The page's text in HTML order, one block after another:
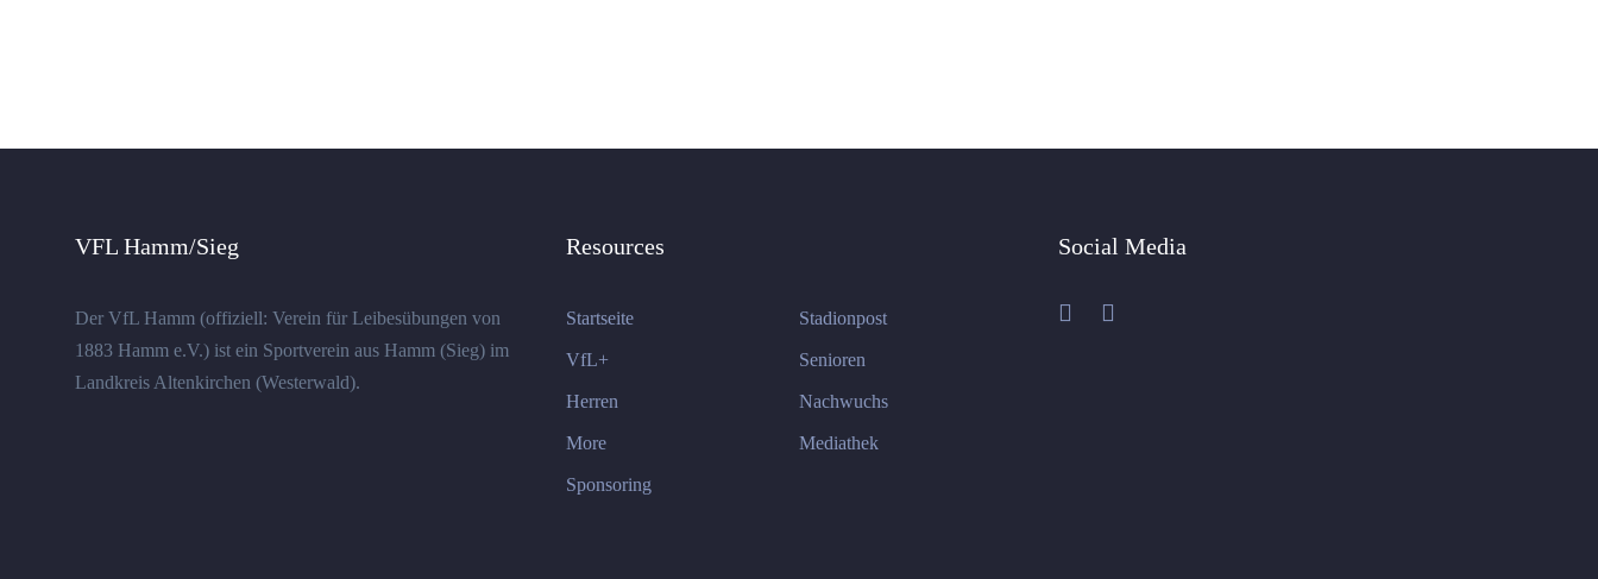
VFL Hamm/Sieg
Der VfL Hamm (offiziell: Verein für Leibesübungen von
1883 Hamm e.V.) ist ein Sportverein aus Hamm (Sieg) im
Landkreis Altenkirchen (Westerwald).
Resources
Startseite Stadionpost
VfL+ Senioren
Herren Nachwuchs
More Mediathek
Sponsoring
Social Media